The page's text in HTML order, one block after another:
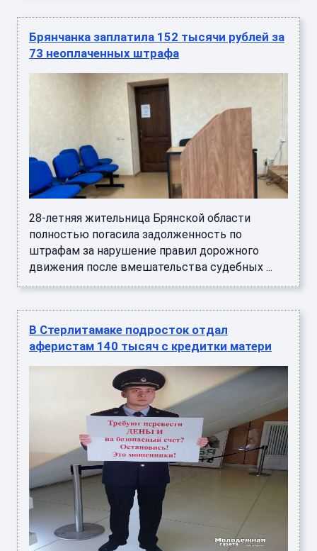
Брянчанка заплатила 152 тысячи рублей за
73 неоплаченных штрафа
28-летняя жительница Брянской области
полностью погасила задолженность по
штрафам за нарушение правил дорожного
движения после вмешательства судебных ...
В Стерлитамаке подросток отдал
аферистам 140 тысяч с кредитки матери